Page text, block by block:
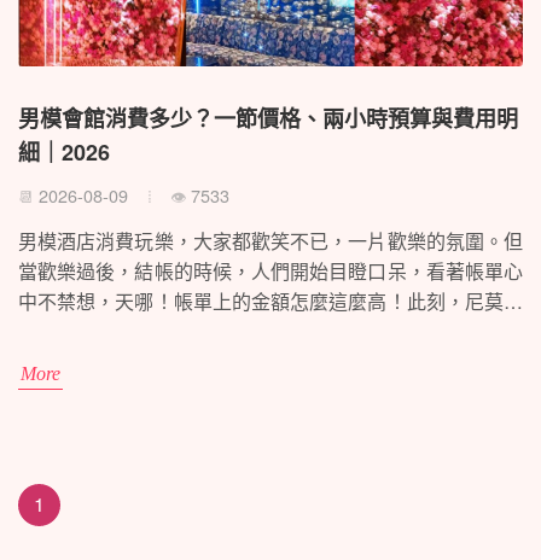
男模會館消費多少？一節價格、兩小時預算與費用明
細｜2026
📆 2026-08-09 👁 7533
男模酒店消費玩樂，大家都歡笑不已，一片歡樂的氛圍。但
當歡樂過後，結帳的時候，人們開始目瞪口呆，看著帳單心
中不禁想，天哪！帳單上的金額怎麼這麼高！此刻，尼莫國
More
1